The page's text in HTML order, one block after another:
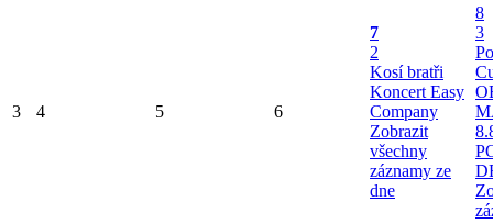
3 4 5 6
7
2
Kosí bratři
Koncert Easy
Company
Zobrazit
všechny
záznamy ze
dne
8
3